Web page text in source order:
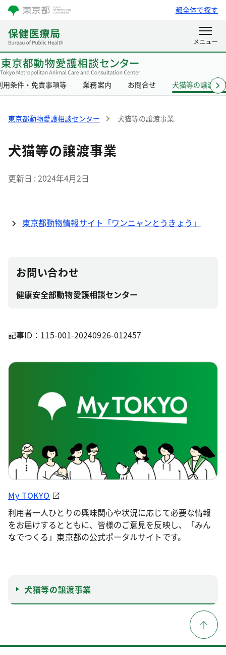
都全体で探す
用条件・免責事項等 業務案内 お問合せ 犬猫等の譲渡事
東京都動物愛護相談センター 犬猫等の譲渡事業
犬猫等の譲渡事業
更新日 2024年4月2日
東京都動物情報サイト「ワンニャンとうきょう」
お問い合わせ
健康安全部動物愛護相談センター
記事ID：115-001-20240926-012457
My TOKYO
利用者一人ひとりの興味関心や状況に応じて必要な情報
をお届けするとともに、皆様のご意見を反映し、「みん
なでつくる」東京都の公式ポータルサイトです。
犬猫等の譲渡事業